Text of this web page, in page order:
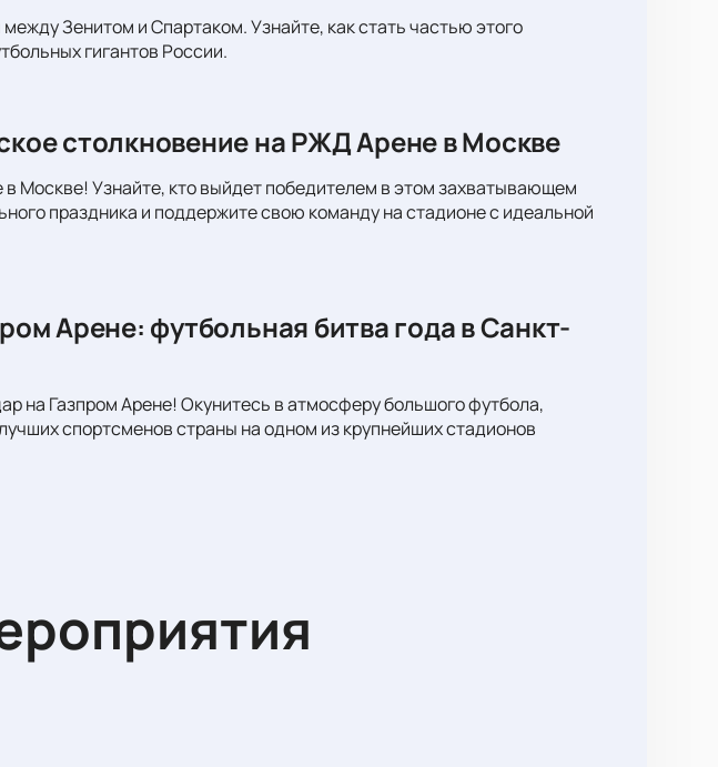
Зенитом и Спартаком. Узнайте, как стать частью этого
гигантов России.
столкновение на РЖД Арене в Москве
Москве! Узнайте, кто выйдет победителем в этом захватывающем
праздника и поддержите свою команду на стадионе с идеальной
Арене: футбольная битва года в Санкт-
на Газпром Арене! Окунитесь в атмосферу большого футбола,
спортсменов страны на одном из крупнейших стадионов